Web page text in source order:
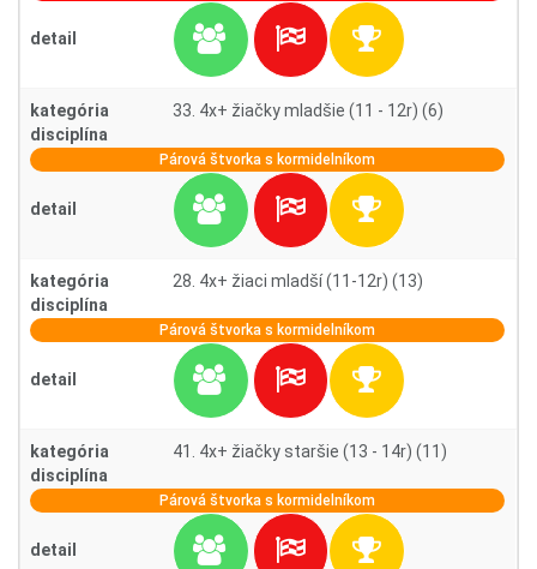
detail
kategória
33. 4x+ žiačky mladšie (11 - 12r) (6)
disciplína
Párová štvorka s kormidelníkom
detail
kategória
28. 4x+ žiaci mladší (11-12r) (13)
disciplína
Párová štvorka s kormidelníkom
detail
kategória
41. 4x+ žiačky staršie (13 - 14r) (11)
disciplína
Párová štvorka s kormidelníkom
detail